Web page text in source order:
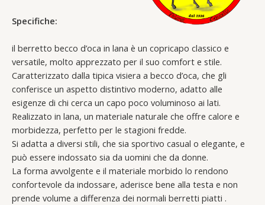
Specifiche:
il berretto becco d’oca in lana è un copricapo classico e
versatile, molto apprezzato per il suo comfort e stile.
Caratterizzato dalla tipica visiera a becco d’oca, che gli
conferisce un aspetto distintivo moderno, adatto alle
esigenze di chi cerca un capo poco voluminoso ai lati.
Realizzato in lana, un materiale naturale che offre calore e
morbidezza, perfetto per le stagioni fredde.
Si adatta a diversi stili, che sia sportivo casual o elegante, e
può essere indossato sia da uomini che da donne.
La forma avvolgente e il materiale morbido lo rendono
confortevole da indossare, aderisce bene alla testa e non
prende volume a differenza dei normali berretti piatti .